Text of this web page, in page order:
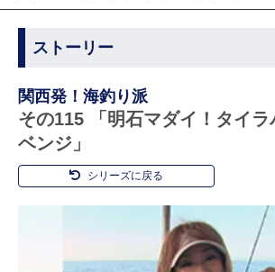
ストーリー
関西発！海釣り派
その115 「明石マダイ！タイラ
ベンジ」
シリーズに戻る